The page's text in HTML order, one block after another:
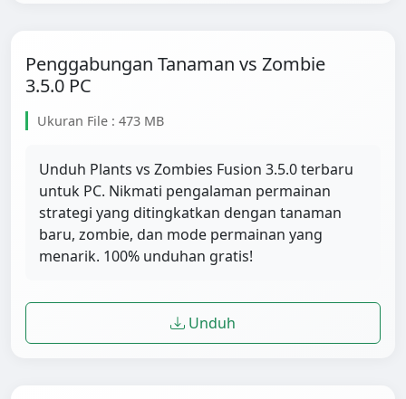
Penggabungan Tanaman vs Zombie
3.5.0 PC
Ukuran File : 473 MB
Unduh Plants vs Zombies Fusion 3.5.0 terbaru
untuk PC. Nikmati pengalaman permainan
strategi yang ditingkatkan dengan tanaman
baru, zombie, dan mode permainan yang
menarik. 100% unduhan gratis!
Unduh